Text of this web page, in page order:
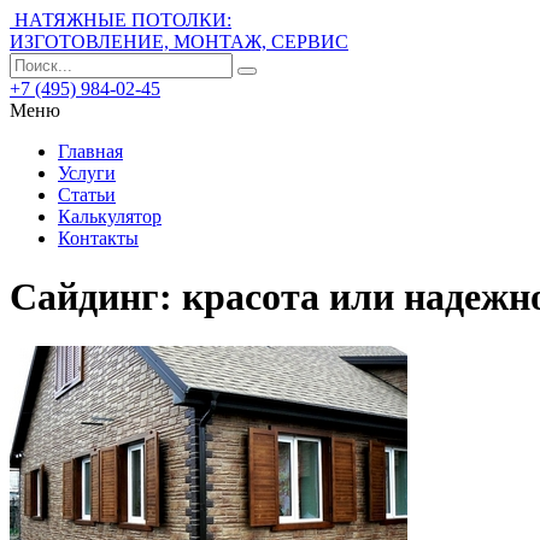
НАТЯЖНЫЕ ПОТОЛКИ:
ИЗГОТОВЛЕНИЕ, МОНТАЖ, СЕРВИС
+7 (495) 984-02-45
Меню
Главная
Услуги
Статьи
Калькулятор
Контакты
Сайдинг: красота или